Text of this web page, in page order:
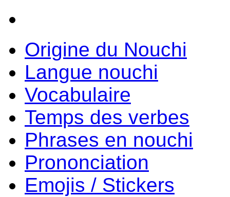
Origine du Nouchi
Langue nouchi
Vocabulaire
Temps des verbes
Phrases en nouchi
Prononciation
Emojis / Stickers